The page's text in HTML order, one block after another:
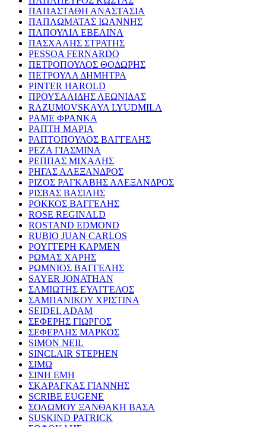
ΠΑΠΑΣΤΑΘΗ ΑΝΑΣΤΑΣΙΑ
ΠΑΠΛΩΜΑΤΑΣ ΙΩΑΝΝΗΣ
ΠΑΠΟΥΛΙΑ ΕΒΕΛΙΝΑ
ΠΑΣΧΑΛΗΣ ΣΤΡΑΤΗΣ
PESSOA FERNARDO
ΠΕΤΡΟΠΟΥΛΟΣ ΘΟΔΩΡΗΣ
ΠΕΤΡΟΥΛΑ ΔΗΜΗΤΡΑ
PINTER HAROLD
ΠΡΟΥΣΑΛΙΔΗΣ ΛΕΩΝΙΔΑΣ
RAZUMOVSKAYA LYUDMILA
ΡΑΜΕ ΦΡΑΝΚΑ
ΡΑΠΤΗ ΜΑΡΙΑ
ΡΑΠΤΟΠΟΥΛΟΣ ΒΑΓΓΕΛΗΣ
ΡΕΖΑ ΓΙΑΣΜΙΝΑ
ΡΕΠΠΑΣ ΜΙΧΑΛΗΣ
ΡΗΓΑΣ ΑΛΕΞΑΝΔΡΟΣ
ΡΙΖΟΣ ΡΑΓΚΑΒΗΣ ΑΛΕΞΑΝΔΡΟΣ
ΡΙΣΒΑΣ ΒΑΣΙΛΗΣ
ΡΟΚΚΟΣ ΒΑΓΓΕΛΗΣ
ROSE REGINALD
ROSTAND EDMOND
RUBIO JUAN CARLOS
ΡΟΥΓΓΕΡΗ ΚΑΡΜΕΝ
ΡΩΜΑΣ ΧΑΡΗΣ
ΡΩΜΝΙΟΣ ΒΑΓΓΕΛΗΣ
SAYER JONATHAN
ΣΑΜΙΩΤΗΣ ΕΥΑΓΓΕΛΟΣ
ΣΑΜΠΑΝΙΚΟΥ ΧΡΙΣΤΙΝΑ
SEIDEL ADAM
ΣΕΦΕΡΗΣ ΓΙΩΡΓΟΣ
ΣΕΦΕΡΛΗΣ ΜΑΡΚΟΣ
SIMON NEIL
SINCLAIR STEPHEN
ΣΙΜΩ
ΣΙΝΗ ΕΜΗ
ΣΚΑΡΑΓΚΑΣ ΓΙΑΝΝΗΣ
SCRIBE EUGENE
ΣΟΛΩΜΟΥ ΞΑΝΘΑΚΗ ΒΑΣΑ
SUSKIND PATRICK